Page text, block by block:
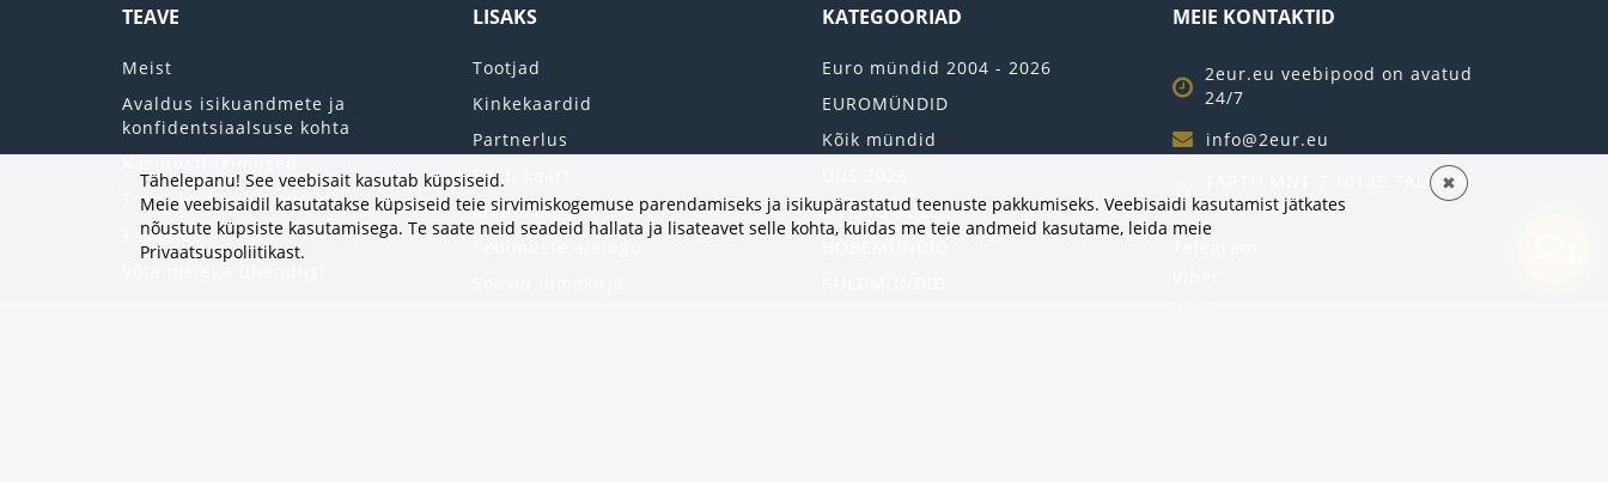
TEAVE
Meist
Avaldus isikuandmete ja
konfidentsiaalsuse kohta
Transpordi tingimused
Tagastab
LISAKS
Tootjad
Kinkekaardid
Partnerlus
Saidi kaart
Minu konto
KATEGOORIAD
Euro mündid 2004 - 2026
EUROMÜNDID
Kõik mündid
2 EURO RULLI
MEIE KONTAKTID
2eur.eu veebipood on avatud
24/7
info@2eur.eu
TARTU MNT 7 10145 TALLINN
ESTONIA
Tähelepanu! See veebisait kasutab küpsiseid.
Meie veebisaidil kasutatakse küpsiseid teie sirvimiskogemuse parendamiseks ja isikupärastatud teenuste pakkumiseks. Veebisaidi kasutamist jätkates
nõustute küpsiste kasutamisega. Te saate neid seadeid hallata ja lisateavet selle kohta, kuidas me teie andmeid kasutame, leida meie
Privaatsuspoliitikast.
✖